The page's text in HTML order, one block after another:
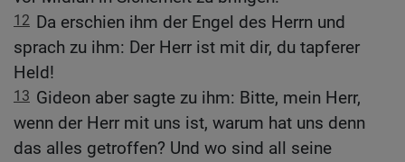
12 Da erschien ihm der Engel des Herrn und
sprach zu ihm: Der Herr ist mit dir, du tapferer
Held!
13 Gideon aber sagte zu ihm: Bitte, mein Herr,
wenn der Herr mit uns ist, warum hat uns denn
das alles getroffen? Und wo sind all seine